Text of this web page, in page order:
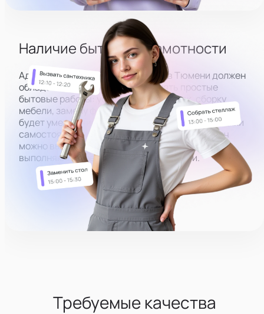
Подключить микрофон
Наличие бытовой грамотности
Администратор в вебкам студию в Тюменидолжен
обладать способностью выполнять простые
бытовые работы: устранение протечек, сборку
мебели, замену фильтра и т.д. Преимуществом
будет умение чинить несложные бытовые поломки
самостоятельно. Для более масштабных задач
можно вызывать квалифицированный персонал,
выполняющий ремонт любой сложности.
Требуемые качества